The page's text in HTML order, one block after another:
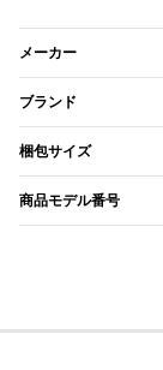
メーカー
ブランド
梱包サイズ
商品モデル番号